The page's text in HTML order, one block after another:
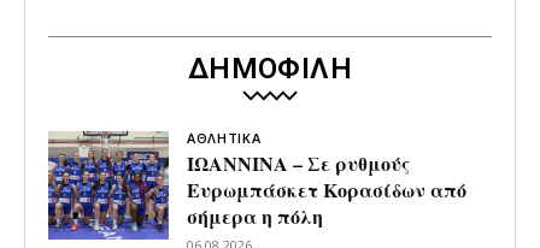
ΔΗΜΟΦΙΛΗ
ΑΘΛΗΤΙΚΑ
ΙΩΑΝΝΙΝΑ – Σε ρυθμούς
Ευρωμπάσκετ Κορασίδων από
σήμερα η πόλη